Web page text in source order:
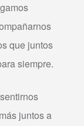
que juntos
siempre.
juntos a